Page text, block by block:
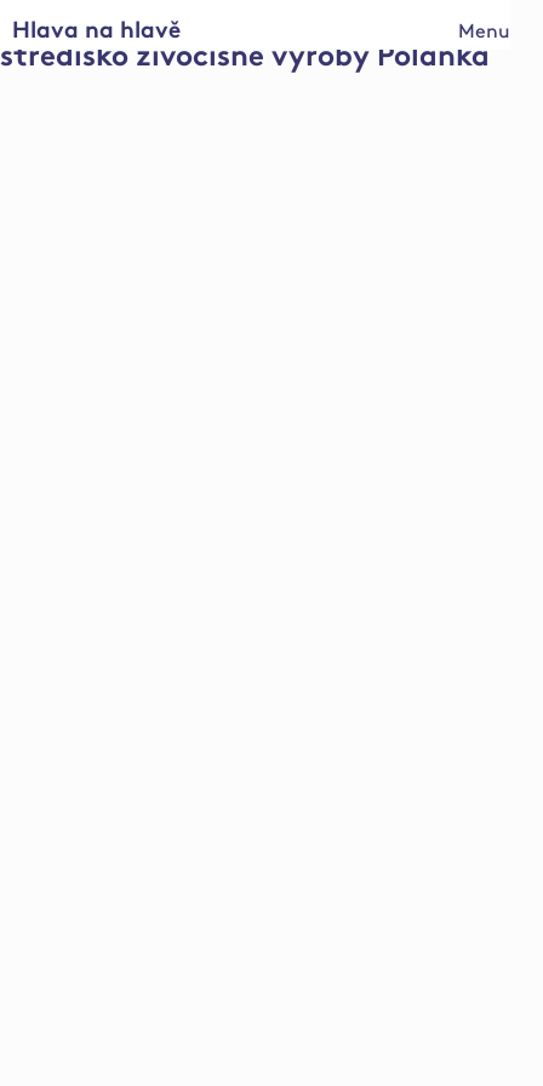
Menu
Hlava na hlavě
středisko živočišné výroby Polánka